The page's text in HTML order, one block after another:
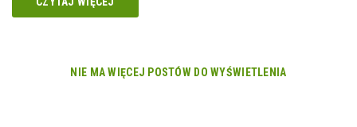
NIE MA WIĘCEJ POSTÓW DO WYŚWIETLENIA